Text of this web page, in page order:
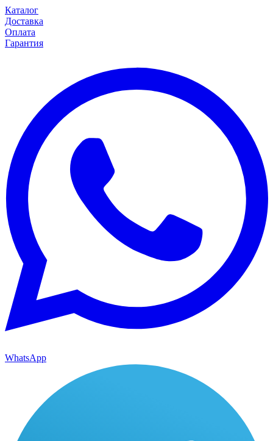
Каталог
Доставка
Оплата
Гарантия
WhatsApp